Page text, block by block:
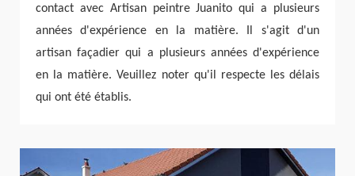
contact avec Artisan peintre Juanito qui a plusieurs
années d'expérience en la matière. Il s'agit d'un
artisan façadier qui a plusieurs années d'expérience
en la matière. Veuillez noter qu'il respecte les délais
qui ont été établis.